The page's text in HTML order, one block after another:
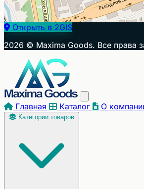
Открыть в 2GIS
2026 © Maxima Goods. Все права
Главная Каталог О
Категории товаров